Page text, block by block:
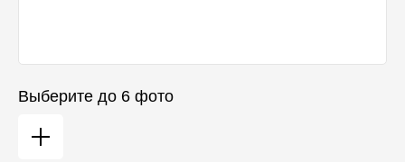
Выберите до 6 фото